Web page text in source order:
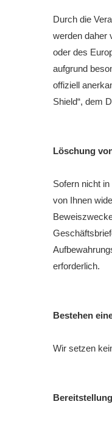
Durch die
werden daher
oder des
aufgrund
offiziell
Shield“, dem
Löschung
Sofern nicht
von Ihnen
erforderlich.
Bestehen
Wir setzen